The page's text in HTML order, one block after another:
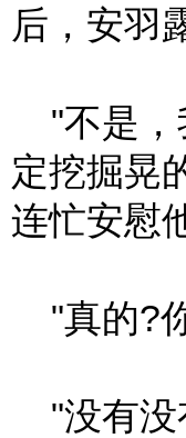
后，安羽
"不是，
定挖掘晃
连忙安慰
"真的?
"没有没